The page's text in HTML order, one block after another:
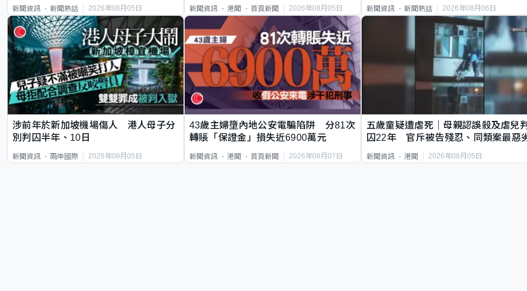
新聞資訊 新聞熱話 2026年08月05日 新聞資訊 港聞 首頁新聞 2026年08月05日 新聞資訊 新聞熱話 2026年08月06日
涉前年於新加坡機場傷人 港人母子分
別判囚半年、10日
新聞資訊 兩岸國際 2026年08月05日
43歲主婦墮內地公安電騙陷阱 分81次
轉賬「保證金」損失近6900萬元
新聞資訊 港聞 首頁新聞 2026年08月07日
五歲童疑遭虐死｜母親認誤殺及虐兒
囚22年 官斥被告殘忍、同類案最惡
新聞資訊 港聞 2026年08月05日